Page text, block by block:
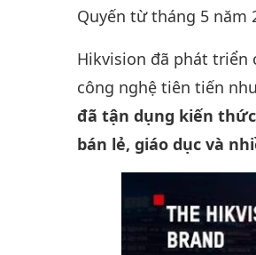
Quyến từ tháng 5 năm
Hikvision đã phát triển
công nghệ tiên tiến
đã tận dụng kiến
bán lẻ, giáo dục và